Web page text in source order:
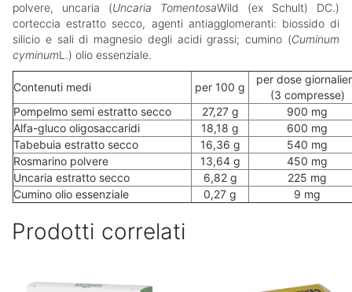
polvere, uncaria (Uncaria TomentosaWild (ex Schult) DC.)
corteccia estratto secco, agenti antiagglomeranti: biossido di
silicio e sali di magnesio degli acidi grassi; cumino (Cuminum
cyminumL.) olio essenziale.
Contenuti medi per 100 g
per dose
(3 compresse)
Pompelmo semi estratto secco
27,27 g
900 mg
Alfa-gluco oligosaccaridi
18,18 g
600 mg
Tabebuia estratto secco
16,36 g
540 mg
Rosmarino polvere
13,64 g
450 mg
Uncaria estratto secco
6,82 g
225 mg
Cumino olio essenziale
0,27 g 9 mg
Prodotti correlati